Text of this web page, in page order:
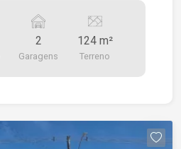
2
Garagens
124 m²
Terreno